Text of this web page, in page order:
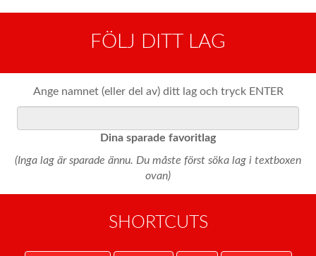
FÖLJ DITT LAG
Ange namnet (eller del av) ditt lag och tryck ENTER
Dina sparade favoritlag
(Inga lag är sparade ännu. Du måste först söka lag i textboxen
ovan)
SHORTCUTS